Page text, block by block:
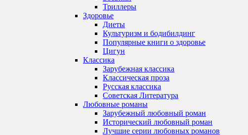
Триллеры
Здоровье
Диеты
Культуризм и бодибилдинг
Популярные книги о здоровье
Цигун
Классика
Зарубежная классика
Классическая проза
Русская классика
Советская Литература
Любовные романы
Зарубежный любовный роман
Исторический любовный роман
Лучшие серии любовных романов